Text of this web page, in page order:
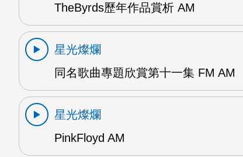
TheByrds歷年作品賞析 AM
星光燦爛
同名歌曲專題欣賞第十一集 FM AM
星光燦爛
PinkFloyd AM